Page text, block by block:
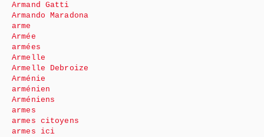
Armand Gatti
Armando Maradona
arme
Armée
armées
Armelle
Armelle Debroize
Arménie
arménien
Arméniens
armes
armes citoyens
armes ici